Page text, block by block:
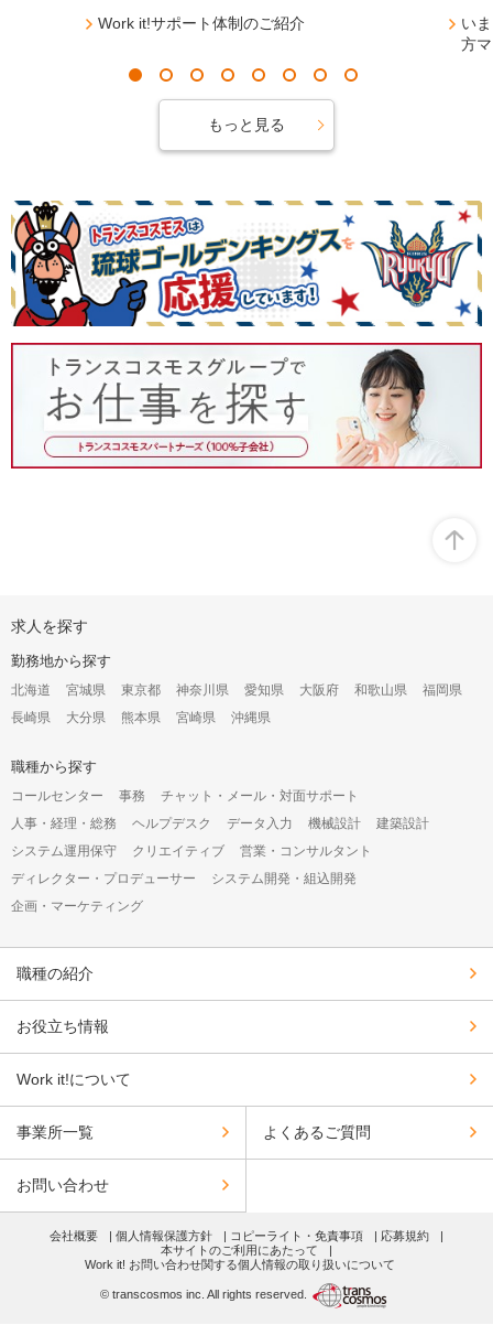
Work it!サポート体制のご紹介
い
方
もっと見る
ー
ン
構
オ
シ
ン
求人を探す
勤務地から探す
北海道 宮城県 東京都 神奈川県 愛知県 大阪府 和歌山県
福岡県
長崎県
大分県 熊本県 宮崎県 沖縄県
職種から探す
コールセンター 事務
チャット・メール・対面サポート
人事・経理・総務
ヘルプデスク データ入力 機械設計
建築設計
システム運用保守
クリエイティブ
営業・コンサルタント
ディレクター・プロデューサー
システム開発・組込開発
企画・マーケティング
職種の紹介
お役立ち情報
Work it!について
事業所一覧 よくあるご質問
お問い合わせ
会社概要 個人情報保護方針 コピーライト・免責事項
応募規約
本サイトのご利用にあたって
Work it! お問い合わせ関する個人情報の取り扱いについて
© transcosmos inc. All rights reserved.